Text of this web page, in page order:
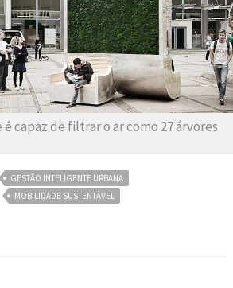
é capaz de filtrar o ar como 27 árvores
GESTÃO INTELIGENTE URBANA
MOBILIDADE SUSTENTÁVEL